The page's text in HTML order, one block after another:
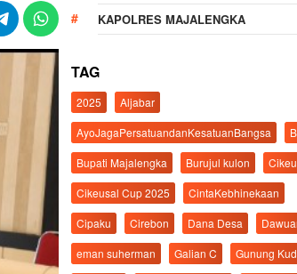
KAPOLRES MAJALENGKA
TAG
2025
Aljabar
AyoJagaPersatuandanKesatuanBangsa
Bupati Majalengka
Burujul kulon
Cikeusal Cup 2025
CintaKebhinekaan
Cipaku
Cirebon Dana Desa
eman suherman
Galian C
Gunung